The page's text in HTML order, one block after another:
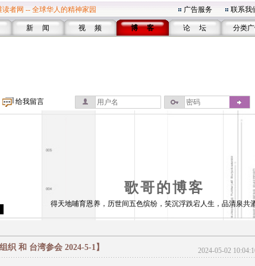
读者网 -- 全球华人的精神家园 广告服务 联系我
新 闻 视 频 博 客 论 坛 分类
给我留言
歌哥的博客
得天地哺育恩养，历世间五色缤纷，笑沉浮跌宕人生，品清泉共
织 和 台湾参会 2024-5-1】 2024-05-02